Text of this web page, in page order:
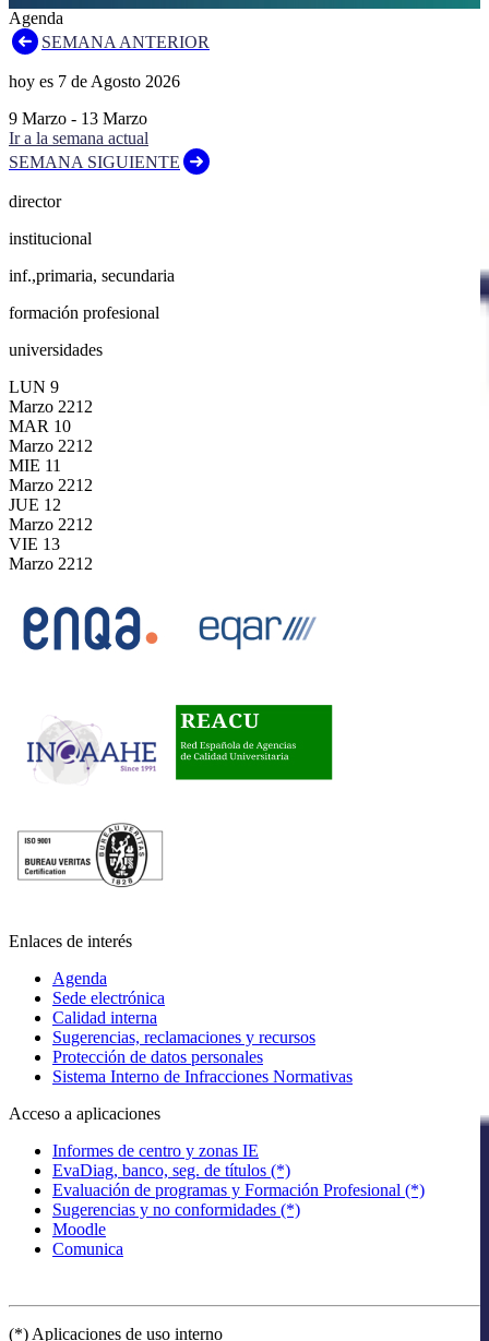
Agenda
SEMANA ANTERIOR
hoy es 7 de Agosto 2026
9 Marzo - 13 Marzo
Ir a la semana actual
SEMANA SIGUIENTE
director
institucional
inf.,primaria, secundaria
formación profesional
universidades
LUN 9
Marzo 2212
MAR 10
Marzo 2212
MIE 11
Marzo 2212
JUE 12
Marzo 2212
VIE 13
Marzo 2212
Enlaces de interés
Agenda
Sede electrónica
Calidad interna
Sugerencias, reclamaciones y recursos
Protección de datos personales
Sistema Interno de Infracciones Normativas
Acceso a aplicaciones
Informes de centro y zonas IE
EvaDiag, banco, seg. de títulos (*)
Evaluación de programas y Formación Profesional (*)
Sugerencias y no conformidades (*)
Moodle
Comunica
(*) Aplicaciones de uso interno